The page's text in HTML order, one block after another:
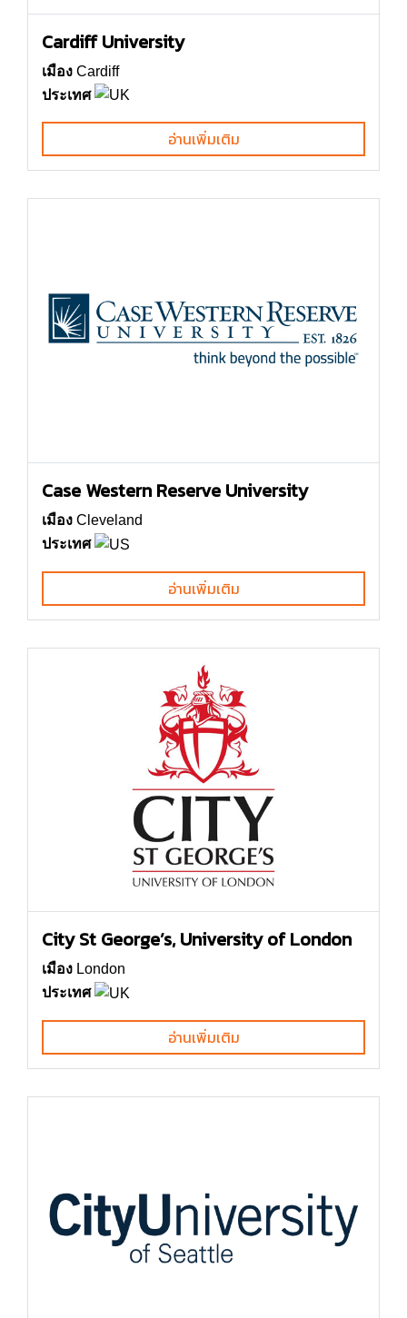
Cardiff University
เมือง Cardiff
ประเทศ
อ่านเพิ่มเติม
Case Western Reserve University
เมือง Cleveland
ประเทศ
อ่านเพิ่มเติม
City St George’s, University of London
เมือง London
ประเทศ
อ่านเพิ่มเติม